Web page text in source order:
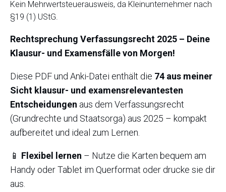
8,00 €
Kein Mehrwertsteuerausweis, da Kleinunternehmer nach
§19 (1) UStG.
Rechtsprechung Verfassungsrecht 2025 – Deine
Klausur- und Examensfälle von Morgen!
Diese PDF und Anki-Datei enthält die 74 aus meiner
Sicht klausur- und examensrelevantesten
Entscheidungen aus dem Verfassungsrecht
(Grundrechte und Staatsorga) aus 2025 – kompakt
aufbereitet und ideal zum Lernen.
📱 Flexibel lernen – Nutze die Karten bequem am
Handy oder Tablet im Querformat oder drucke sie dir
aus.